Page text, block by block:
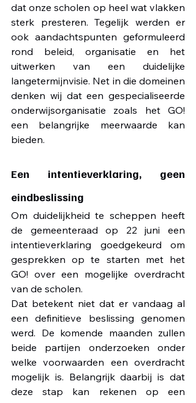
dat onze scholen op heel wat vlakken
sterk presteren. Tegelijk werden er
ook aandachtspunten geformuleerd
rond beleid, organisatie en het
uitwerken van een duidelijke
langetermijnvisie. Net in die domeinen
denken wij dat een gespecialiseerde
onderwijsorganisatie zoals het GO!
een belangrijke meerwaarde kan
bieden.
Een intentieverklaring, geen
eindbeslissing
Om duidelijkheid te scheppen heeft
de gemeenteraad op 22 juni een
intentieverklaring goedgekeurd om
gesprekken op te starten met het
GO! over een mogelijke overdracht
van de scholen.
Dat betekent niet dat er vandaag al
een definitieve beslissing genomen
werd. De komende maanden zullen
beide partijen onderzoeken onder
welke voorwaarden een overdracht
mogelijk is. Belangrijk daarbij is dat
deze stap kan rekenen op een